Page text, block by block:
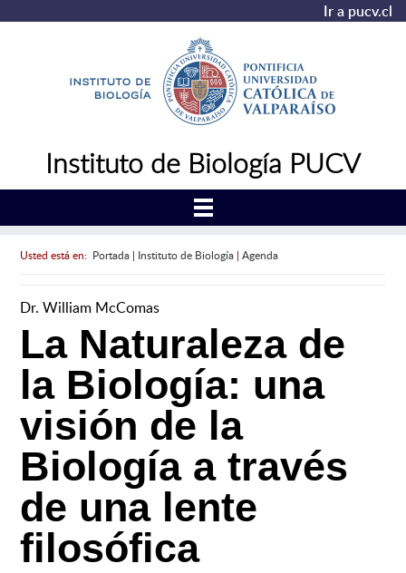
Ir a pucv.cl
Instituto de Biología PUCV
Usted está en: Portada| Instituto de Biología| Agenda
Dr. William McComas
La Naturaleza de
la Biología: una
visión de la
Biología a través
de una lente
filosófica